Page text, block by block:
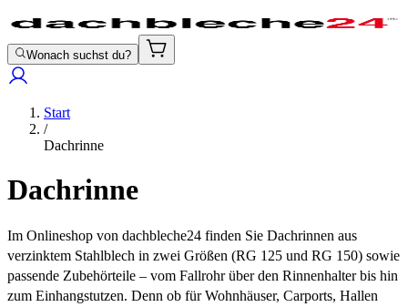
Wonach suchst du?
Start
/
Dachrinne
Dachrinne
Im Onlineshop von dachbleche24 finden Sie Dachrinnen aus
verzinktem Stahlblech in zwei Größen (RG 125 und RG 150) sowie
passende Zubehörteile – vom Fallrohr über den Rinnenhalter bis hin
zum Einhangstutzen. Denn ob für Wohnhäuser, Carports, Hallen